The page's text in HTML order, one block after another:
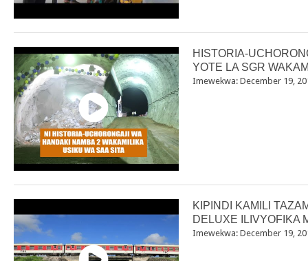
HISTORIA-
YOTE LA SGR
Imewekwa: December 19,
KIPINDI KAMILI
DELUXE ILIVYOFIKA
Imewekwa: December 19,